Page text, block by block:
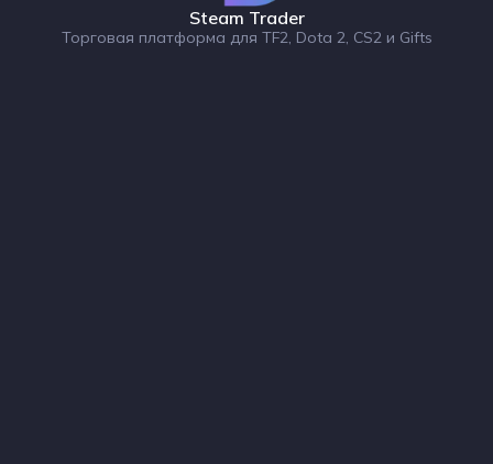
Steam Trader
Торговая платформа для TF2, Dota 2, CS2 и Gifts